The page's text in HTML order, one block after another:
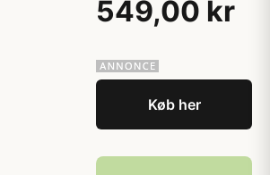
549,00 kr
Køb her